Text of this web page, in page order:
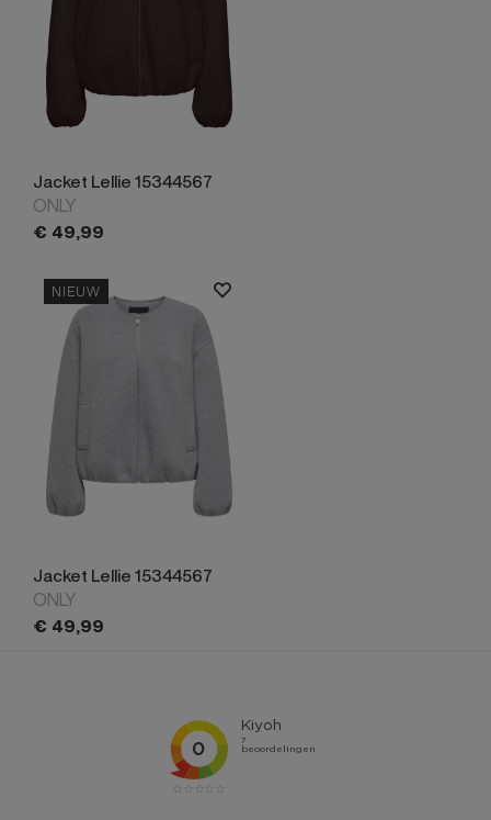
Jacket Lellie 15344567
ONLY
€ 49,99
NIEUW
Jacket Lellie 15344567
ONLY
€ 49,99